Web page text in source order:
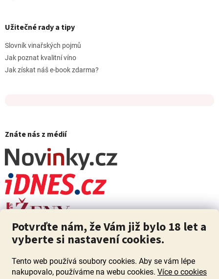
Potvrďte nám, že Vám již bylo 18 let a
vyberte si nastavení cookies.
Tento web používá soubory cookies. Aby se vám lépe
nakupovalo, používáme na webu cookies. Více o cookies
Užitečné rady a tipy
Slovník vinařských pojmů
Jak poznat kvalitní víno
Jak získat náš e-book zdarma?
Znáte nás z médií